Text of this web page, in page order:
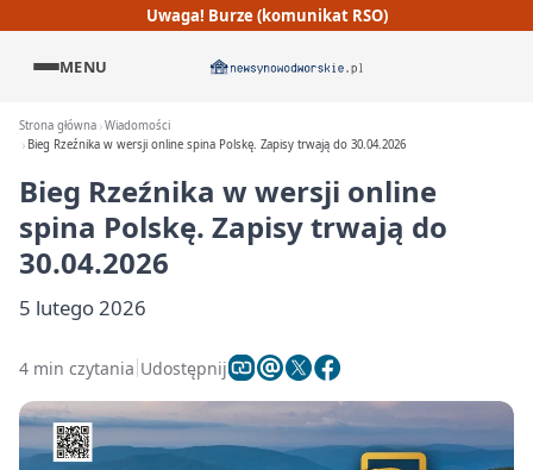
Uwaga! Burze (komunikat RSO)
MENU
Strona główna Wiadomości
Bieg Rzeźnika w wersji online spina Polskę. Zapisy trwają do 30.04.2026
Bieg Rzeźnika w wersji online
spina Polskę. Zapisy trwają do
30.04.2026
5 lutego 2026
4 min czytania Udostępnij